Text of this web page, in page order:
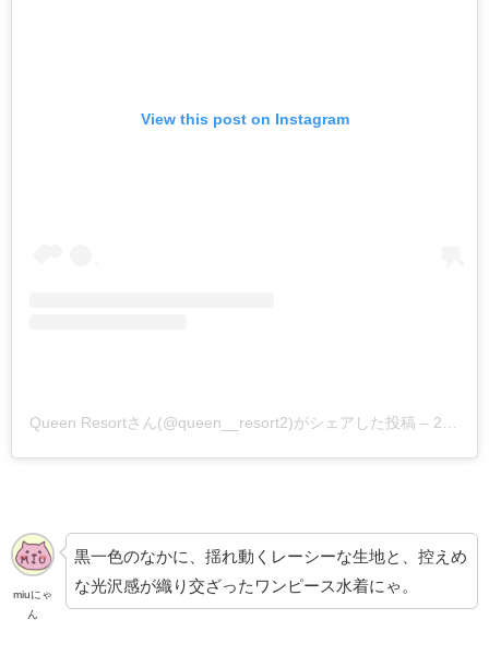
View this post on Instagram
Queen Resortさん(@queen__resort2)がシェアした投稿 – 2019年 5月月15日午前12時24分PDT
miuにゃ
ん
黒一色のなかに、揺れ動くレーシーな生地と、控えめ
な光沢感が織り交ざったワンピース水着にゃ。